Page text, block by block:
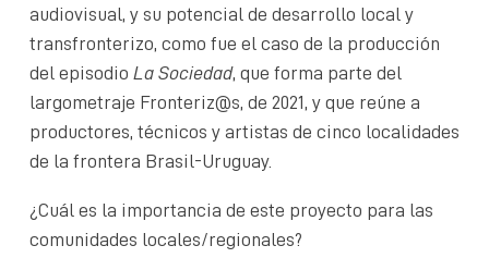
audiovisual, y su potencial de desarrollo local y
transfronterizo, como fue el caso de la producción
del episodio La Sociedad, que forma parte del
largometraje Fronteriz@s, de 2021, y que reúne a
productores, técnicos y artistas de cinco localidades
de la frontera Brasil-Uruguay.
¿Cuál es la importancia de este proyecto para las
comunidades locales/regionales?